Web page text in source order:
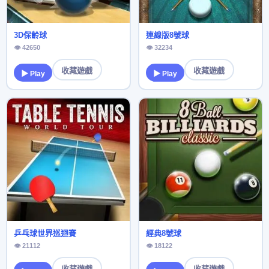
3D保齡球
👁 42650
▶ Play 收藏遊戲
連線版8號球
👁 32234
▶ Play 收藏遊戲
乒乓球世界巡迴賽
👁 21112
經典8號球
👁 18122